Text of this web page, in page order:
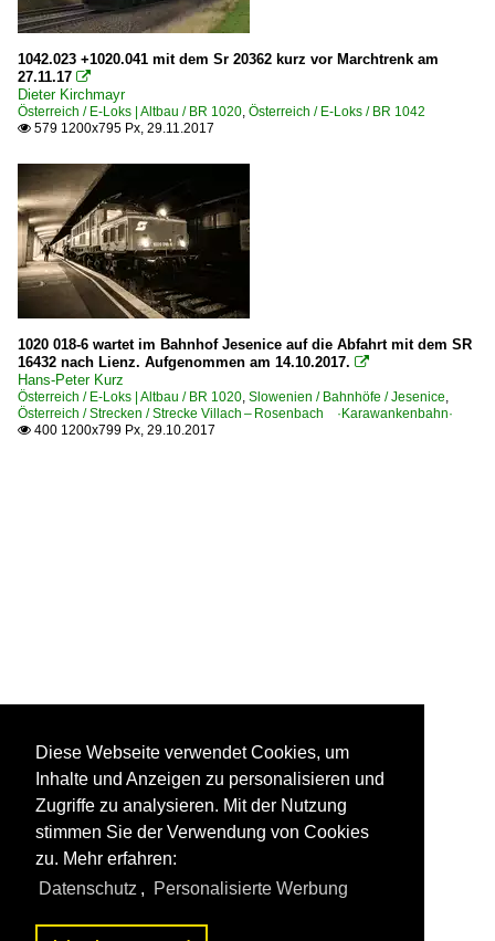
1042.023 +1020.041 mit dem Sr 20362 kurz vor Marchtrenk am
27.11.17 
Dieter Kirchmayr
Österreich / E-Loks | Altbau / BR 1020, Österreich / E-Loks / BR 1042
 579 1200x795 Px, 29.11.2017
1020 018-6 wartet im Bahnhof Jesenice auf die Abfahrt mit dem SR
16432 nach Lienz. Aufgenommen am 14.10.2017. 
Hans-Peter Kurz
Österreich / E-Loks | Altbau / BR 1020, Slowenien / Bahnhöfe / Jesenice,
Österreich / Strecken / Strecke Villach – Rosenbach ·Karawankenbahn·
 400 1200x799 Px, 29.10.2017
Diese Webseite verwendet Cookies, um
Inhalte und Anzeigen zu personalisieren und
Zugriffe zu analysieren. Mit der Nutzung
stimmen Sie der Verwendung von Cookies
zu. Mehr erfahren:
Datenschutz , Personalisierte Werbung